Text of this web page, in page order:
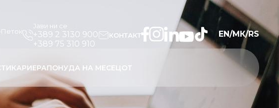
Јави ни се
+389 2 3130 900
+389 75 310 910
КОНТАКТ EN/МК/RS
КАРИЕРАПОНУДА НА МЕСЕЦОТ